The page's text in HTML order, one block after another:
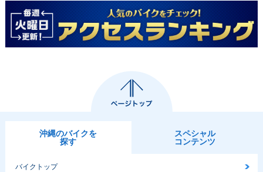
沖縄のバイクを
探す
スペシャル
コンテンツ
バイクトップ